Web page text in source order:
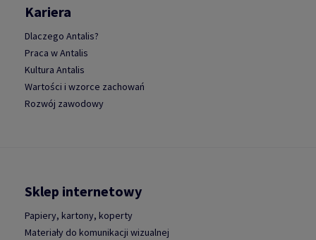
Kariera
Dlaczego Antalis?
Praca w Antalis
Kultura Antalis
Wartości i wzorce zachowań
Rozwój zawodowy
Sklep internetowy
Papiery, kartony, koperty
Materiały do komunikacji wizualnej